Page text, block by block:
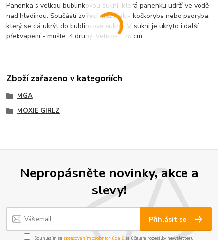
Panenka s velkou bublinkovou sukní, která panenku udrží ve vodě
nad hladinou. Součástí zvířecí mazlíček - kočkoryba nebo psoryba,
který se dá ukrýt do bublinkové sukně. V sukni je ukryto i další
překvapení - mušle. 4 druhy. Velikost: 26 cm
Zboží zařazeno v kategoriích
MGA
MOXIE GIRLZ
Nepropásněte novinky, akce a
slevy!
Přihlásit se
Souhlasím se zpracováním osobních údajůza účelem rozesílky newsletteru.